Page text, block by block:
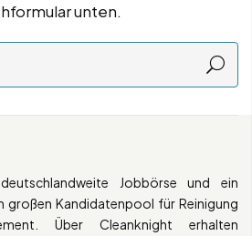
unten.
Jobbörse und ein
großen Kandidatenpool für Reinigung
Über Cleanknight erhalten